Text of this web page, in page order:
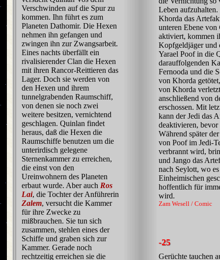
Verschwinden auf die Spur zu
kommen. Ihn führt es zum
Planeten Dathomir. Die Hexen
nehmen ihn gefangen und
zwingen ihn zur Zwangsarbeit.
Eines nachts überfällt ein
rivalisierender Clan die Hexen
mit ihren Rancor-Reittieren das
Lager. Doch sie werden von
den Hexen und ihrem
tunnelgrabenden Raumschiff,
von denen sie noch zwei
weitere besitzen, vernichtend
geschlagen. Quinlan findet
heraus, daß die Hexen die
Raumschiffe benutzen um die
unterirdisch gelegene
Sternenkammer zu erreichen,
die einst von den
Ureinwohnern des Planeten
erbaut wurde. Aber auch Ros
Lai, die Tochter der Anführerin
Zalem, versucht die Kammer
für ihre Zwecke zu
mißbrauchen. Sie tun sich
zusammen, stehlen eines der
Schiffe und graben sich zur
Kammer. Gerade noch
rechtzeitig erreichen sie die
Leben aufzuhalten.
Khorda das
unteren Ebene von
aktiviert, kommen
Kopfgeldjäger und
Yarael Poof in die
darauffolgenden
Fernooda und die
von Khorda
von Khorda
anschließend von
erschossen. Mit
kann der Jedi das
deaktivieren, bevor
Während später
von Poof im Jedi-
verbrannt wird,
und Jango das
nach Seylott, wo
Einheimischen
hoffentlich für
wird.
Zam Wesell / Comic
-25
Gerüchte tauchen